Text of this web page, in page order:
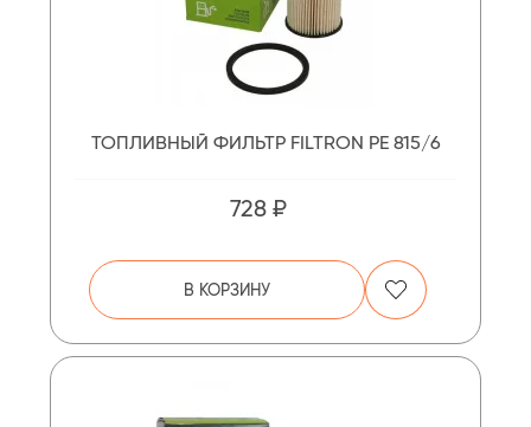
ТОПЛИВНЫЙ ФИЛЬТР FILTRON PE 815/6
728 ₽
В КОРЗИНУ